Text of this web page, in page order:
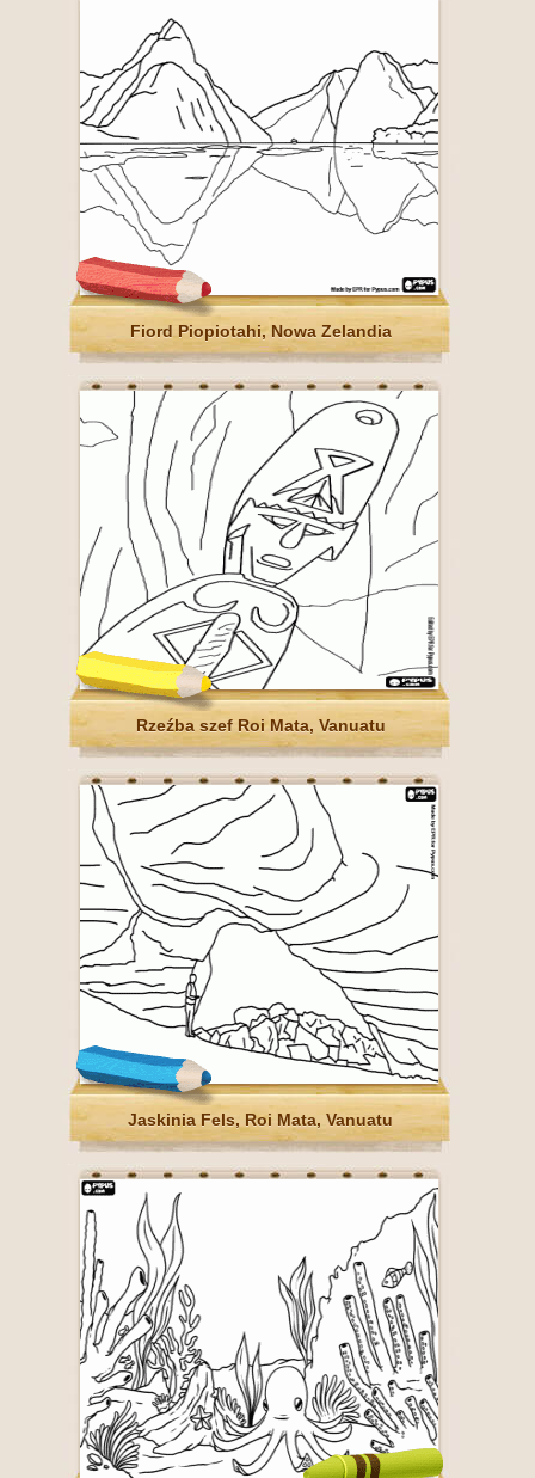
Fiord Piopiotahi, Nowa Zelandia
Rzeźba szef Roi Mata, Vanuatu
Jaskinia Fels, Roi Mata, Vanuatu